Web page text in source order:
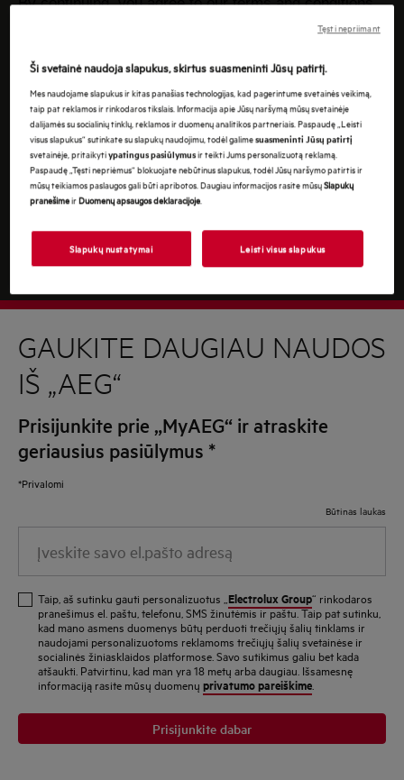
data, please review our data protection statement
GAUKITE DAUGIAU NAUDOS
IŠ „AEG“
Prisijunkite prie „MyAEG“ ir atraskite
geriausius pasiūlymus *
*Privalomi
Būtinas laukas
Taip, aš sutinku gauti personalizuotus „ Electrolux Group“ rinkodaros
pranešimus el. paštu, telefonu, SMS žinutėmis ir paštu. Taip pat sutinku,
kad mano asmens duomenys būtų perduoti trečiųjų šalių tinklams ir
naudojami personalizuotoms reklamoms trečiųjų šalių svetainėse ir
socialinės žiniasklaidos platformose. Savo sutikimus galiu bet kada
atšaukti. Patvirtinu, kad man yra 18 metų arba daugiau. Išsamesnę
informaciją rasite mūsų duomenų privatumo pareiškime
Prisijunkite dabar
Ši svetainė naudoja slapukus, skirtus suasmeninti Jūsų patirtį.
Mes naudojame slapukus ir kitas panašias technologijas, kad pagerintume svetainės veikimą,
taip pat reklamos ir rinkodaros tikslais. Informacija apie Jūsų naršymą mūsų svetainėje
dalijamės su socialinių tinklų, reklamos ir duomenų analitikos partneriais. Paspaudę „Leisti
visus slapukus“ sutinkate su slapukų naudojimu, todėl galimesuasmeninti Jūsų patirtį
svetainėje, pritaikytiypatingus pasiūlymusir teikti Jums personalizuotą reklamą.
Paspaudę „Tęsti nepriėmus“ blokuojate nebūtinus slapukus, todėl Jūsų naršymo patirtis ir
mūsų teikiamos paslaugos gali būti apribotos. Daugiau informacijos rasite mūsųSlapukų
pranešimeirDuomenų apsaugos deklaracijoje
Slapukų nustatymai Leisti visus slapukus
Tęsti nepriimant